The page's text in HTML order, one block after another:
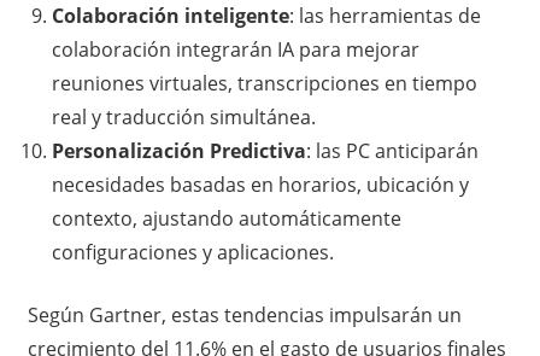
Colaboración inteligente: las herramientas de
colaboración integrarán IA para mejorar
reuniones virtuales, transcripciones en tiempo
real y traducción simultánea.
Personalización Predictiva: las PC anticiparán
necesidades basadas en horarios, ubicación y
contexto, ajustando automáticamente
configuraciones y aplicaciones.
Según Gartner, estas tendencias impulsarán un
crecimiento del 11.6% en el gasto de usuarios finales